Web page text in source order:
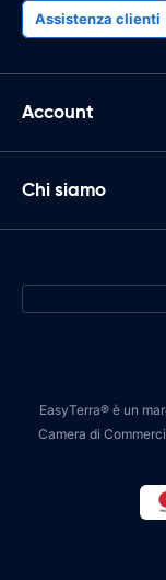
Assistenza clienti
Account
Chi siamo
EasyTerra® è un
Camera di